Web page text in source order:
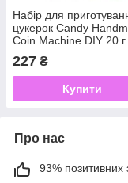
Набір для
цукерок Candy
Coin Machine DIY 20 г
227 ₴
Купити
Про нас
93% позитивних